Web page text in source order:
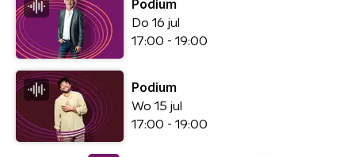
Podium
Do 16 jul
17:00 - 19:00
Podium
Wo 15 jul
17:00 - 19:00